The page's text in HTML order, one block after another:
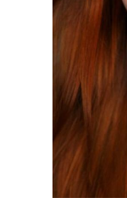
Глаза в макияже
Цены на прически и
макияж
Образ макияж и
прическа